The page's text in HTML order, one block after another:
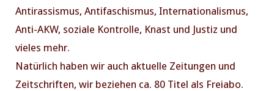
Antirassismus, Antifaschismus, Internationalismus,
Anti-AKW, soziale Kontrolle, Knast und Justiz und
vieles mehr.
Natürlich haben wir auch aktuelle Zeitungen und
Zeitschriften, wir beziehen ca. 80 Titel als Freiabo.